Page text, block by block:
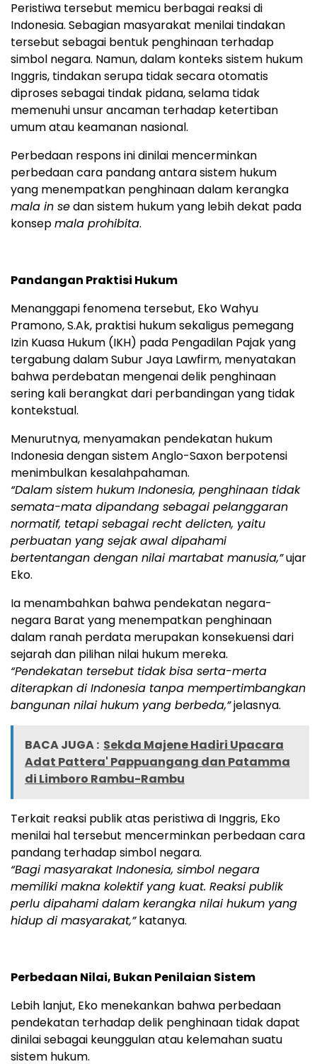
Peristiwa tersebut memicu berbagai reaksi di
Indonesia. Sebagian masyarakat menilai tindakan
tersebut sebagai bentuk penghinaan terhadap
simbol negara. Namun, dalam konteks sistem hukum
Inggris, tindakan serupa tidak secara otomatis
diproses sebagai tindak pidana, selama tidak
memenuhi unsur ancaman terhadap ketertiban
umum atau keamanan nasional.
Perbedaan respons ini dinilai mencerminkan
perbedaan cara pandang antara sistem hukum
yang menempatkan penghinaan dalam kerangka
mala in sedan sistem hukum yang lebih dekat pada
konsepmala prohibita.
Pandangan Praktisi Hukum
Menanggapi fenomena tersebut, Eko Wahyu
Pramono, S.Ak, praktisi hukum sekaligus pemegang
Izin Kuasa Hukum (IKH) pada Pengadilan Pajak yang
tergabung dalam Subur Jaya Lawfirm, menyatakan
bahwa perdebatan mengenai delik penghinaan
sering kali berangkat dari perbandingan yang tidak
kontekstual.
Menurutnya, menyamakan pendekatan hukum
Indonesia dengan sistem Anglo-Saxon berpotensi
menimbulkan kesalahpahaman.
“Dalam sistem hukum Indonesia, penghinaan tidak
semata-mata dipandang sebagai pelanggaran
normatif, tetapi sebagai recht delicten, yaitu
perbuatan yang sejak awal dipahami
bertentangan dengan nilai martabat manusia,”ujar
Eko.
Ia menambahkan bahwa pendekatan negara-
negara Barat yang menempatkan penghinaan
dalam ranah perdata merupakan konsekuensi dari
sejarah dan pilihan nilai hukum mereka.
“Pendekatan tersebut tidak bisa serta-merta
diterapkan di Indonesia tanpa mempertimbangkan
bangunan nilai hukum yang berbeda,”jelasnya.
BACA JUGA : Sekda Majene Hadiri Upacara
Adat Pattera' Pappuangang dan Patamma
di Limboro Rambu-Rambu
Terkait reaksi publik atas peristiwa di Inggris, Eko
menilai hal tersebut mencerminkan perbedaan cara
pandang terhadap simbol negara.
“Bagi masyarakat Indonesia, simbol negara
memiliki makna kolektif yang kuat. Reaksi publik
perlu dipahami dalam kerangka nilai hukum yang
hidup di masyarakat,”katanya.
Perbedaan Nilai, Bukan Penilaian Sistem
Lebih lanjut, Eko menekankan bahwa perbedaan
pendekatan terhadap delik penghinaan tidak dapat
dinilai sebagai keunggulan atau kelemahan suatu
sistem hukum.